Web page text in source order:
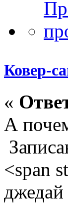
Ковер-
«
А
<span
джедай